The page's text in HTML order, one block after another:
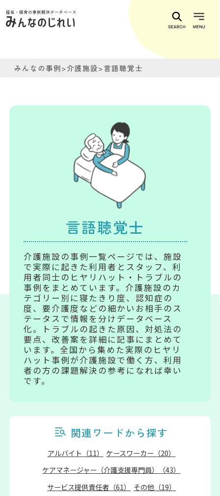
福祉・保育の事例解決データベース
みんなの事例>介護施設>言語聴覚士
言語聴覚士
介護施設の事例一覧ページでは、施設
で実際に起きた利用者とスタッフ、利
用者同士のヒヤリハット・トラブルの
事例をまとめています。介護施設のカ
テゴリー別に寝たきり度、認知症の
度、要介護度などの細かいお相手のス
テータスで情報を分けデータベース
化。トラブルの起きた原因、対処法の
要点、改善案を詳細に記事にまとめて
います。全国から集めた実際のヒヤリ
ハット事例が介護施設で働く方、利用
者の方の課題解決の参考になれば幸い
です。
関連ワードから探す
アルバイト（11） ケースワーカー（20）
ケアマネージャー（介護支援専門員）（43）
サービス提供責任者（61） その他（19）